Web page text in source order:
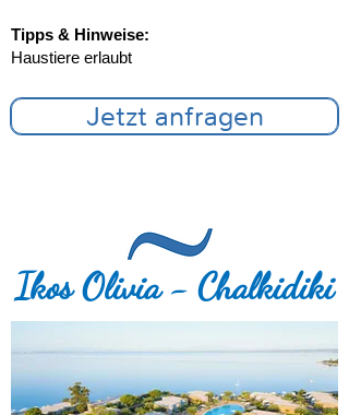
Tipps & Hinweise:
Haustiere erlaubt
Jetzt anfragen
Ikos Olivia - Chalkidiki